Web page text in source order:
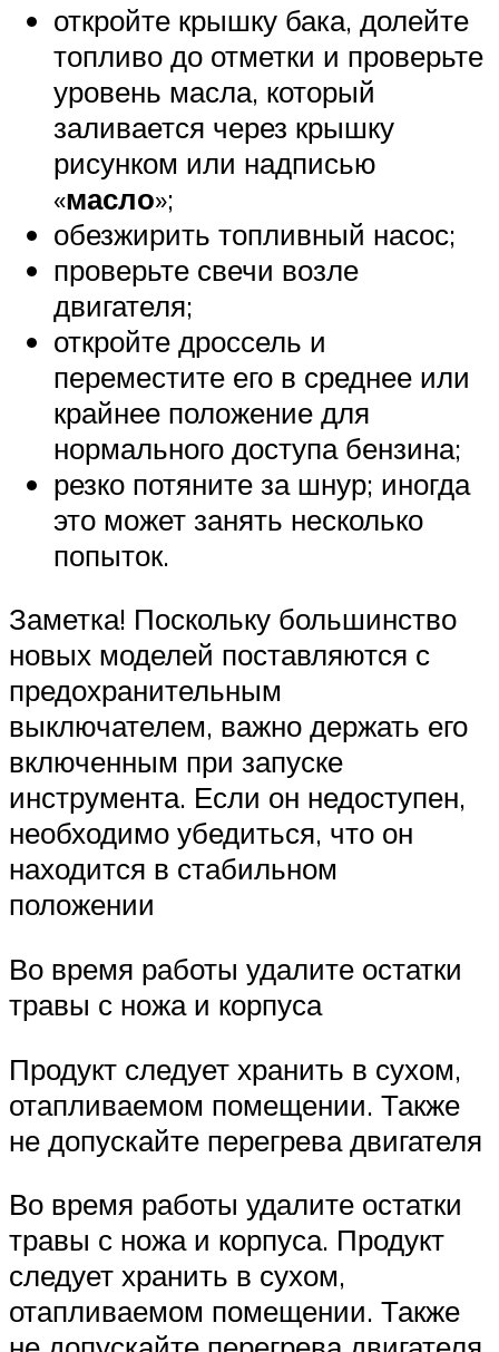
откройте крышку бака, долейте
топливо до отметки и проверьте
уровень масла, который
заливается через крышку
рисунком или надписью
«масло»;
обезжирить топливный насос;
проверьте свечи возле
двигателя;
откройте дроссель и
переместите его в среднее или
крайнее положение для
нормального доступа бензина;
резко потяните за шнур; иногда
это может занять несколько
попыток.
Заметка! Поскольку большинство
новых моделей поставляются с
предохранительным
выключателем, важно держать его
включенным при запуске
инструмента. Если он недоступен,
необходимо убедиться, что он
находится в стабильном
положении
Во время работы удалите остатки
травы с ножа и корпуса
Продукт следует хранить в сухом,
отапливаемом помещении. Также
не допускайте перегрева двигателя
Во время работы удалите остатки
травы с ножа и корпуса. Продукт
следует хранить в сухом,
отапливаемом помещении. Также